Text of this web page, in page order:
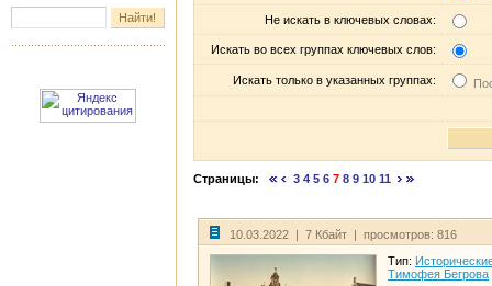
Не искать в ключевых словах:
Искать во всех группах ключевых слов:
Искать только в указанных группах:
Страницы: 3 4 5 6 7 8 9 10 11
10.03.2022 | 7 Кбайт | просмотров: 816
Тип:
Тимофея Бегрова